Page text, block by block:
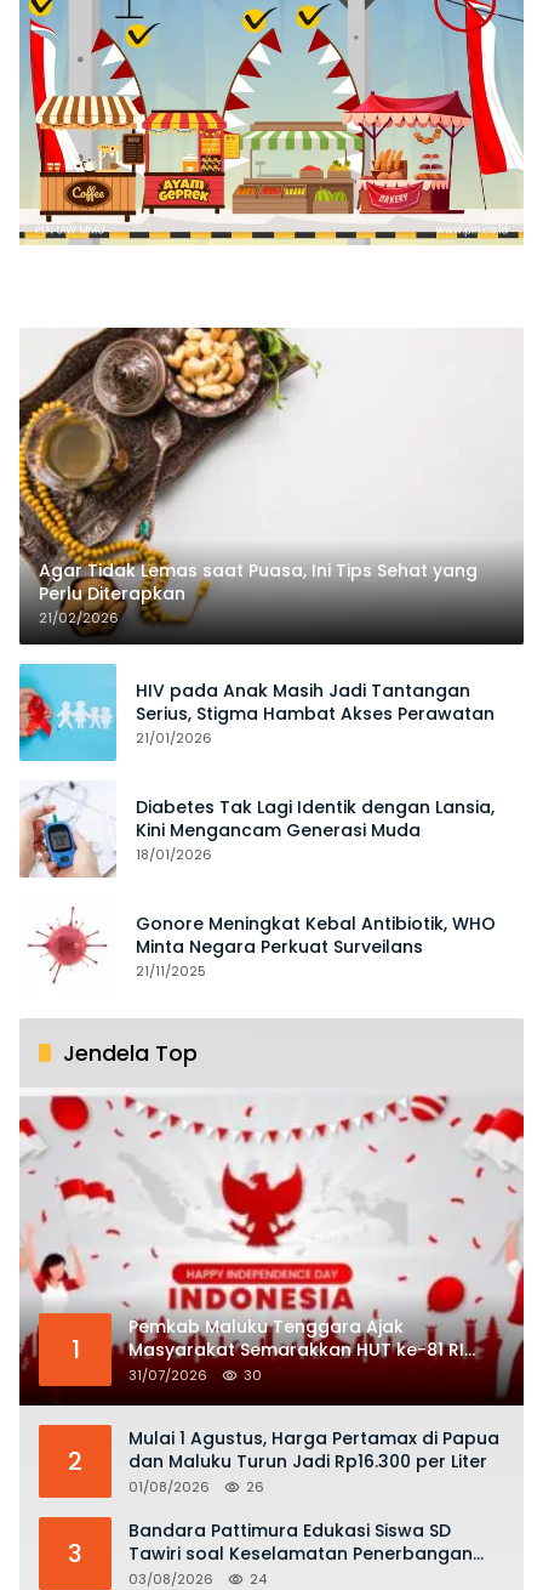
Agar Tidak Lemas saat Puasa, Ini Tips Sehat yang
Perlu Diterapkan
21/02/2026
HIV pada Anak Masih Jadi Tantangan
Serius, Stigma Hambat Akses Perawatan
21/01/2026
Diabetes Tak Lagi Identik dengan Lansia,
Kini Mengancam Generasi Muda
18/01/2026
Gonore Meningkat Kebal Antibiotik, WHO
Minta Negara Perkuat Surveilans
21/11/2025
Jendela Top
1
Pemkab Maluku Tenggara Ajak
Masyarakat Semarakkan HUT ke-81 RI
dengan Semangat Nasionalisme
31/07/2026 30
2
Mulai 1 Agustus, Harga Pertamax di Papua
dan Maluku Turun Jadi Rp16.300 per Liter
01/08/2026 26
3
Bandara Pattimura Edukasi Siswa SD
Tawiri soal Keselamatan Penerbangan
dan Bahaya Bermain Layang-layang di
03/08/2026 24